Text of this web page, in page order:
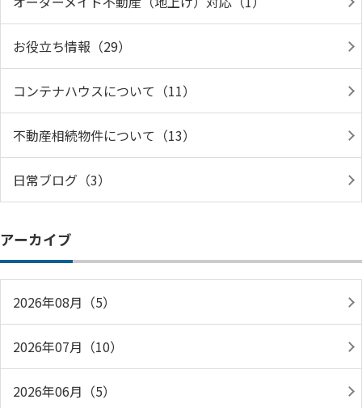
お役立ち情報（29）
コンテナハウスについて（11）
不動産相続物件について（13）
日常ブログ（3）
アーカイブ
2026年08月（5）
2026年07月（10）
2026年06月（5）